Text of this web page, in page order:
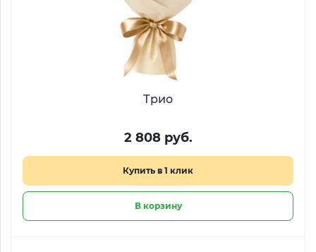
Трио
2 808 руб.
Купить в 1 клик
В корзину